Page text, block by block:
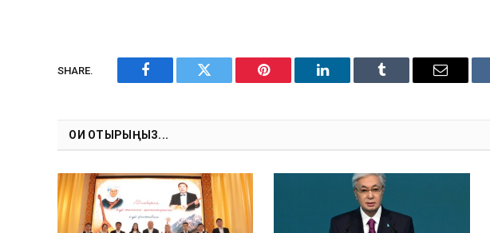
SHARE.
Facebook Twitter Pinterest LinkedIn Tumblr Email
ОҚИ ОТЫРЫҢЫЗ...